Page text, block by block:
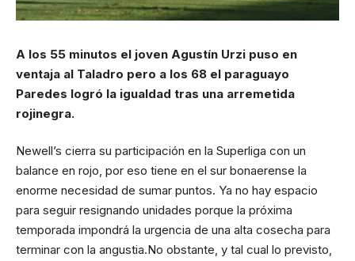
A los 55 minutos el joven Agustín Urzi puso en
ventaja al Taladro pero a los 68 el paraguayo
Paredes logró la igualdad tras una arremetida
rojinegra.
Newell’s cierra su participación en la Superliga con un
balance en rojo, por eso tiene en el sur bonaerense la
enorme necesidad de sumar puntos. Ya no hay espacio
para seguir resignando unidades porque la próxima
temporada impondrá la urgencia de una alta cosecha para
terminar con la angustia.No obstante, y tal cual lo previsto,